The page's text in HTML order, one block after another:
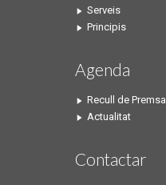
Serveis
Principis
Agenda
Recull de Premsa
Actualitat
Contactar